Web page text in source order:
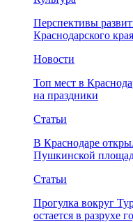
Перспективы
Краснодарского
Новости
Топ мест в
на праздники
Статьи
В Краснодаре
Пушкинской
Статьи
Прогулка вокруг
остается в разрухе